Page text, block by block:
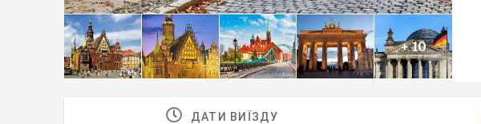
+ 10
ДАТИ ВИЇЗДУ